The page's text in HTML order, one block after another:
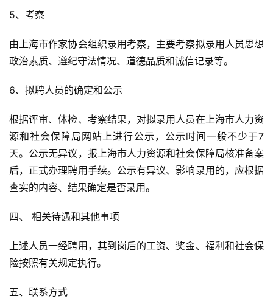
5、考察
由上海市作家协会组织录用考察，主要考察拟录用人员思想
政治素质、遵纪守法情况、道德品质和诚信记录等。
6、拟聘人员的确定和公示
根据评审、体检、考察结果，对拟录用人员在上海市人力资
源和社会保障局网站上进行公示，公示时间一般不少于7
天。公示无异议，报上海市人力资源和社会保障局核准备案
后，正式办理聘用手续。公示有异议、影响录用的，应根据
查实的内容、结果确定是否录用。
四、 相关待遇和其他事项
上述人员一经聘用，其到岗后的工资、奖金、福利和社会保
险按照有关规定执行。
五、联系方式